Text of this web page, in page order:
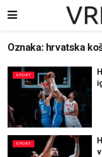
Oznaka: hrvatska
SPORT
SPORT